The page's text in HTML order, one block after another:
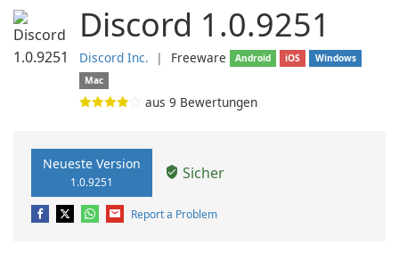
Discord 1.0.9251
Discord Inc. ❘ Freeware Android iOS
Windows
Mac
aus 9 Bewertungen
Neueste Version
1.0.9251 Sicher
Report a Problem